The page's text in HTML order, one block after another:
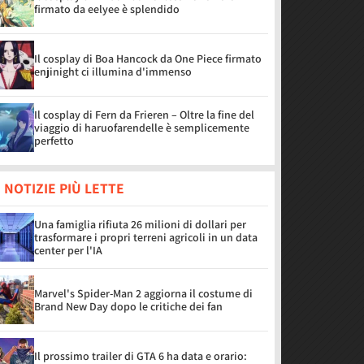
firmato da eelyee è splendido
Il cosplay di Boa Hancock da One Piece firmato
enjinight ci illumina d'immenso
Il cosplay di Fern da Frieren – Oltre la fine del
viaggio di haruofarendelle è semplicemente
perfetto
NOTIZIE PIÙ LETTE
Una famiglia rifiuta 26 milioni di dollari per
trasformare i propri terreni agricoli in un data
center per l'IA
Marvel's Spider-Man 2 aggiorna il costume di
Brand New Day dopo le critiche dei fan
Il prossimo trailer di GTA 6 ha data e orario: